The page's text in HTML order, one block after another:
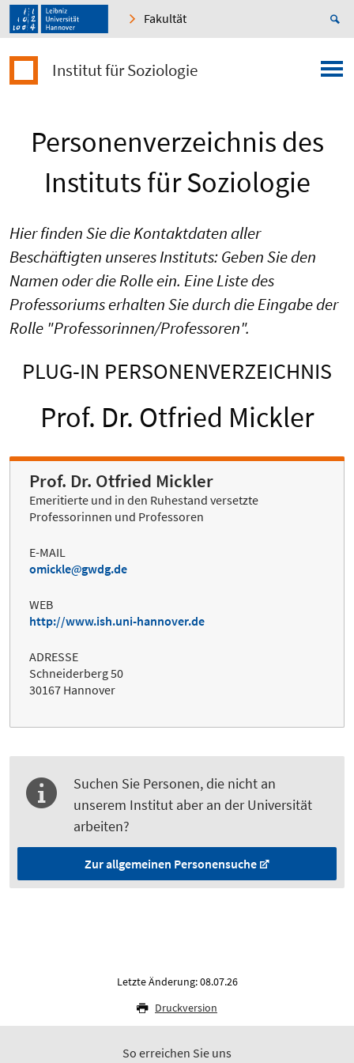
Fakultät
Institut für Soziologie
Personenverzeichnis des
Instituts für Soziologie
Hier finden Sie die Kontaktdaten aller
Beschäftigten unseres Instituts: Geben Sie den
Namen oder die Rolle ein. Eine Liste des
Professoriums erhalten Sie durch die Eingabe der
Rolle "Professorinnen/Professoren".
PLUG-IN PERSONENVERZEICHNIS
Prof. Dr. Otfried Mickler
Prof. Dr. Otfried Mickler
Emeritierte und in den Ruhestand versetzte
Professorinnen und Professoren
E-MAIL
omickle
gwdg.de
WEB
http://www.ish.uni-hannover.de
ADRESSE
Schneiderberg 50
30167 Hannover
Suchen Sie Personen, die nicht an
unserem Institut aber an der Universität
arbeiten?
Zur allgemeinen Personensuche
Letzte Änderung: 08.07.26
Druckversion
So erreichen Sie uns